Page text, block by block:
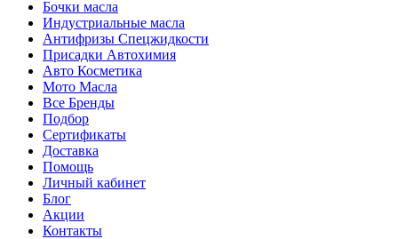
Бочки масла
Индустриальные масла
Антифризы Спецжидкости
Присадки Автохимия
Авто Косметика
Мото Масла
Все Бренды
Подбор
Сертификаты
Доставка
Помощь
Личный кабинет
Блог
Акции
Контакты